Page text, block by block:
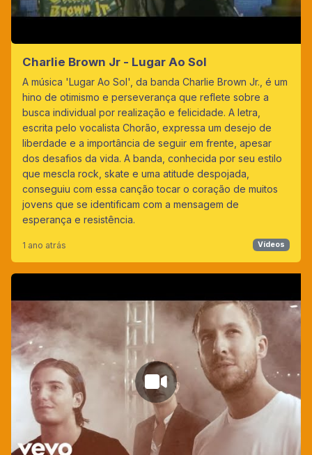
Charlie Brown Jr - Lugar Ao Sol
A música 'Lugar Ao Sol', da banda Charlie Brown Jr., é um
hino de otimismo e perseverança que reflete sobre a
busca individual por realização e felicidade. A letra,
escrita pelo vocalista Chorão, expressa um desejo de
liberdade e a importância de seguir em frente, apesar
dos desafios da vida. A banda, conhecida por seu estilo
que mescla rock, skate e uma atitude despojada,
conseguiu com essa canção tocar o coração de muitos
jovens que se identificam com a mensagem de
esperança e resistência.
1 ano atrás Vídeos